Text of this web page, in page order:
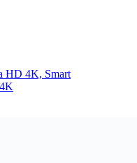
HD 4K, Smart